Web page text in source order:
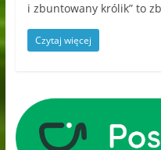
i zbuntowany królik” to
Czytaj więcej